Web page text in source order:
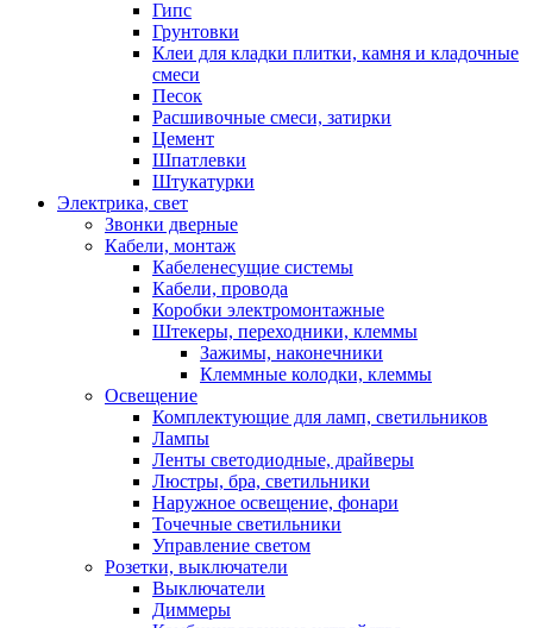
Гипс
Грунтовки
Клеи для кладки плитки, камня и кладочные
смеси
Песок
Расшивочные смеси, затирки
Цемент
Шпатлевки
Штукатурки
Электрика, свет
Звонки дверные
Кабели, монтаж
Кабеленесущие системы
Кабели, провода
Коробки электромонтажные
Штекеры, переходники, клеммы
Зажимы, наконечники
Клеммные колодки, клеммы
Освещение
Комплектующие для ламп, светильников
Лампы
Ленты светодиодные, драйверы
Люстры, бра, светильники
Наружное освещение, фонари
Точечные светильники
Управление светом
Розетки, выключатели
Выключатели
Диммеры